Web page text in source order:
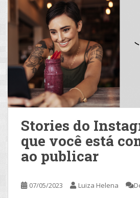
Stories do
que você está
ao publicar
07/05/2023 Luiza Helena